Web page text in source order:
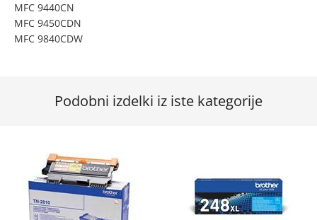
MFC 9440CN
MFC 9450CDN
MFC 9840CDW
Podobni izdelki iz iste kategorije